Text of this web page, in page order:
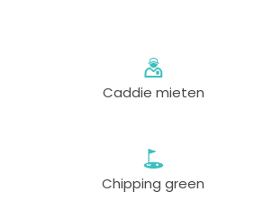
Caddie mieten
Chipping green